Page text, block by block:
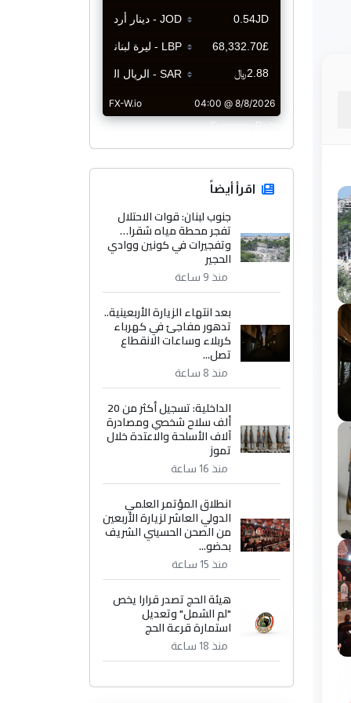
CurrencyRate
اقرأ أيضاً
جنوب لبنان: قوات الاحتلال
تفجر محطة مياه شقرا…
وتفجيرات في كونين ووادي
الحجير
منذ 9 ساعة
بعد انتهاء الزيارة الأربعينية..
تدهور مفاجئ في كهرباء
كربلاء وساعات الانقطاع
تصل...
منذ 8 ساعة
الداخلية: تسجيل أكثر من 20
ألف سلاح شخصي ومصادرة
آلاف الأسلحة والاعتدة خلال
تموز
منذ 16 ساعة
انطلاق المؤتمر العلمي
الدولي العاشر لزيارة الأربعين
من الصحن الحسيني الشريف
بحضو...
منذ 15 ساعة
هيئة الحج تصدر قرارا يخص
"لم الشمل" وتعديل
استمارة قرعة الحج
منذ 18 ساعة